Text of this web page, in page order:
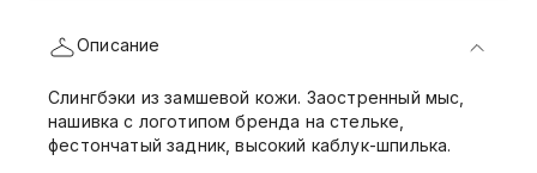
Описание
Слингбэки из замшевой кожи. Заостренный мыс,
нашивка с логотипом бренда на стельке,
фестончатый задник, высокий каблук-шпилька.